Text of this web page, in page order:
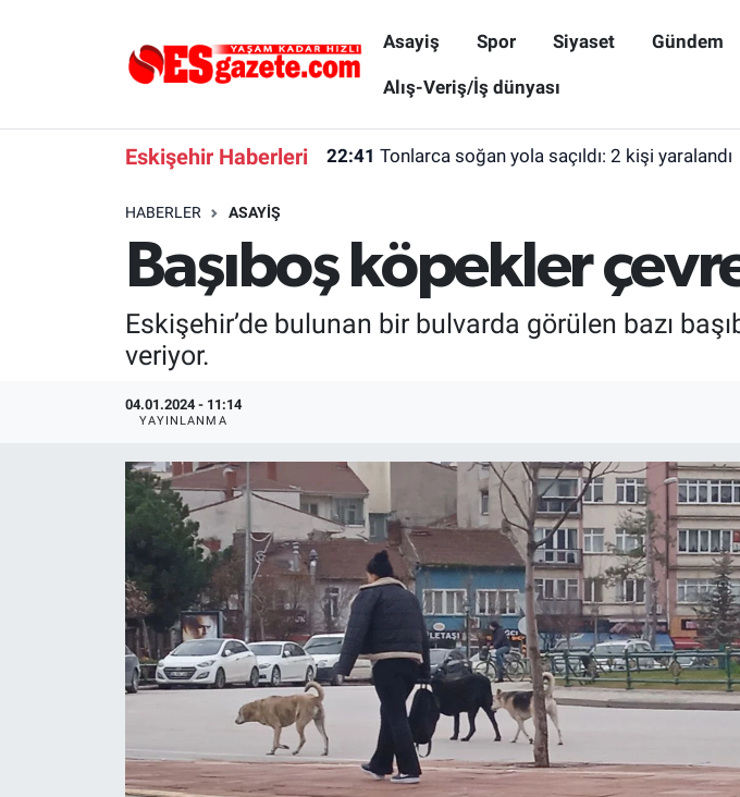
Asayiş Spor Siyaset Gündem
Alış-Veriş/İş dünyası
Eskişehir Haberleri 22:41 Tonlarca soğan yola saçıldı: 2 kişi yaralandı
HABERLER ASAYIŞ
Başıboş köpekler
Eskişehir’de bulunan bir bulvarda görülen bazı
veriyor.
04.01.2024 - 11:14
YAYINLANMA
Alış-Veriş/İş dünyası
Eskişehirspor Arşivi
Röportaj
Ekonomi
Kültür Sanat
Kütahya
Eskişehir Nöbetçi Eczaneler
Süper Lig Puan Durumu ve Fikstür
Son Dakika Haberleri
Haber Arşivi